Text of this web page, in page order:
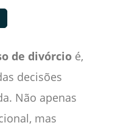
de divórcio é,
decisões
Não apenas
mas